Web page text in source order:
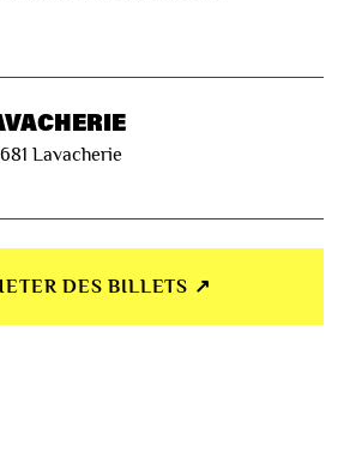
Lavacherie
DES BILLETS ↗︎